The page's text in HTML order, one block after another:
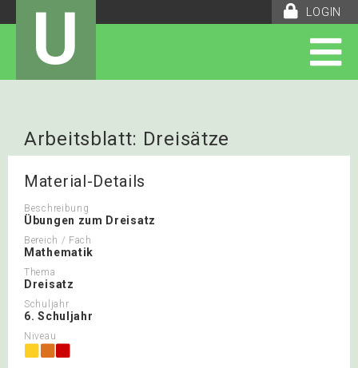
LOGIN
U
Arbeitsblatt: Dreisätze
Material-Details
Beschreibung
Übungen zum Dreisatz
Bereich / Fach
Mathematik
Thema
Dreisatz
Schuljahr
6. Schuljahr
Niveau